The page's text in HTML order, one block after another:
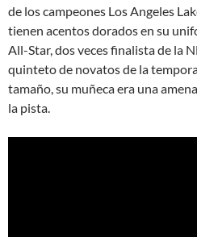
de los campeones Los Angeles
tienen acentos dorados en su
All-Star, dos veces finalista de la
quinteto de novatos de la
tamaño, su muñeca era una
la pista.